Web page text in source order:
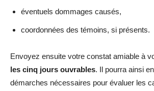
éventuels dommages causés,
coordonnées des témoins, si présents.
Envoyez ensuite votre constat amiable à
les cinq jours ouvrables. Il pourra ainsi
démarches nécessaires pour évaluer les